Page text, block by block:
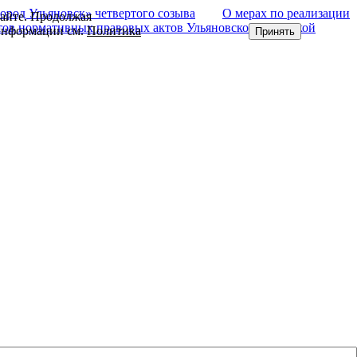
Ульяновск» четвертого созыва
О мерах по реализации
нормативных правовых актов Ульяновской Городской
Продолжая
см.Политика
Принять